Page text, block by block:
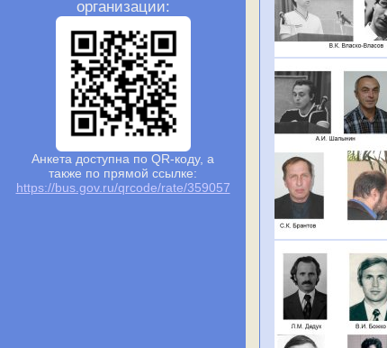
организации:
Анкета доступна по QR-коду, а
также по прямой ссылке:
https://bus.gov.ru/qrcode/rate/359057